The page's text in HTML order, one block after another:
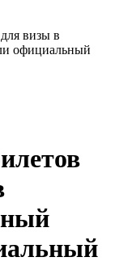
визы в
официальный